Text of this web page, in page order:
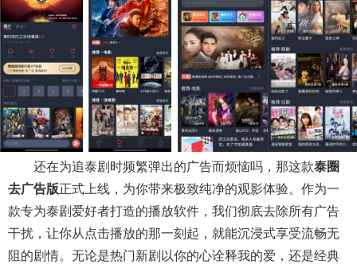
还在为追泰剧时频繁弹出的广告而烦恼吗，那这款泰圈
去广告版正式上线，为你带来极致纯净的观影体验。作为一
款专为泰剧爱好者打造的播放软件，我们彻底去除所有广告
干扰，让你从点击播放的那一刻起，就能沉浸式享受流畅无
阻的剧情。无论是热门新剧以你的心诠释我的爱，还是经典